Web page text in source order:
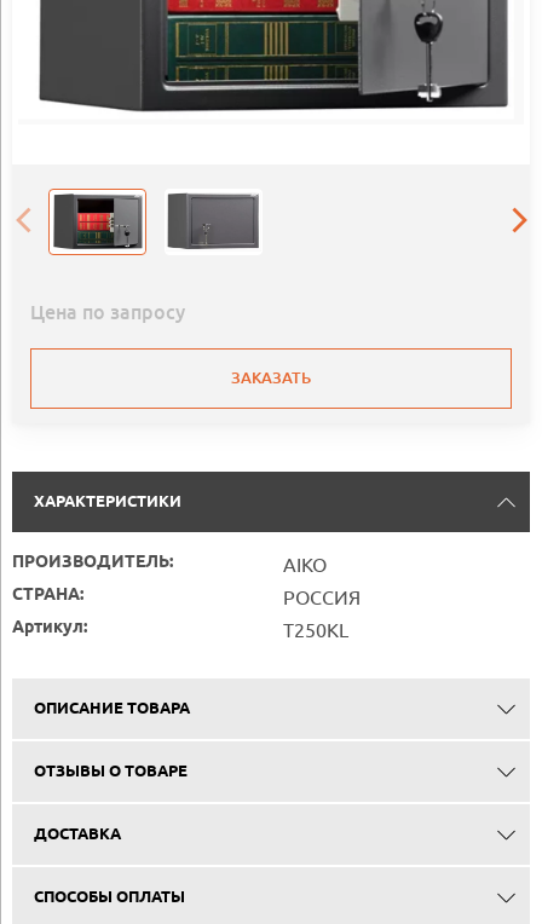
Цена по запросу
ЗАКАЗАТЬ
ХАРАКТЕРИСТИКИ
ПРОИЗВОДИТЕЛЬ: AIKO
СТРАНА: РОССИЯ
Артикул: Т250KL
ОПИСАНИЕ ТОВАРА
ОТЗЫВЫ О ТОВАРЕ
ДОСТАВКА
СПОСОБЫ ОПЛАТЫ